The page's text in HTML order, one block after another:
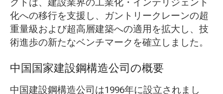
化への移行を支援し、ガントリークレーンの超
重量級および超高層建築への適用を拡大し、技
術進歩の新たなベンチマークを確立しました。
中国国家建設鋼構造公司の概要
中国建設鋼構造公司は1996年に設立されまし